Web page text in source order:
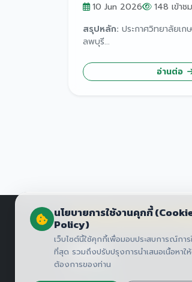
10 Jun 2026 148 เข้าชม
สรุปหลัก: ประกาศวิทยาลัยเก
ลพบุรี...
อ่านต่อ
วิทยาลัยเกษตรและเทค
เรียนเกษตร มีอาชีพ มีเกียรติ มีราย
นโยบายการใช้งานคุกกี้
Policy)
เว็บไซต์นี้ใช้คุกกี้เพื่อมอบประสบการณ์กา
ที่สุด รวมถึงปรับปรุงการนำเสนอเนื้อหาใ
ต้องการของท่าน